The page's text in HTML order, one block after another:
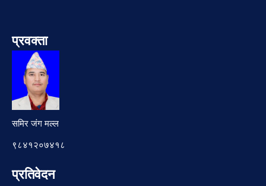
प्रवक्ता
समिर जंग मल्ल
९८४१२०७४१८
प्रतिवेदन